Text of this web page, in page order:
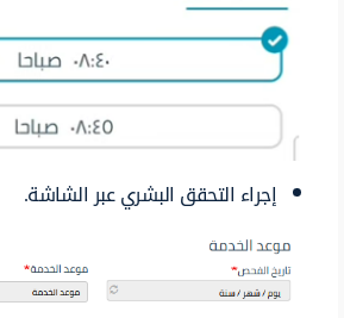
إجراء التحقق البشري عبر الشاشة.